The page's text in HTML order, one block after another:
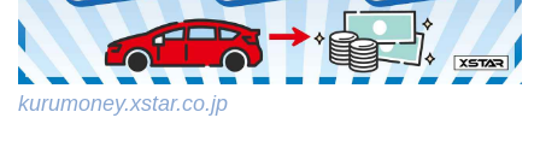
kurumoney.xstar.co.jp